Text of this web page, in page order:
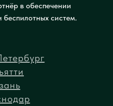
в обеспечении
систем.